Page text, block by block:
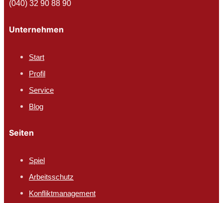
(040) 32 90 88 90
Unternehmen
Start
Profil
Service
Blog
Seiten
Spiel
Arbeitsschutz​
Konfliktmanagement